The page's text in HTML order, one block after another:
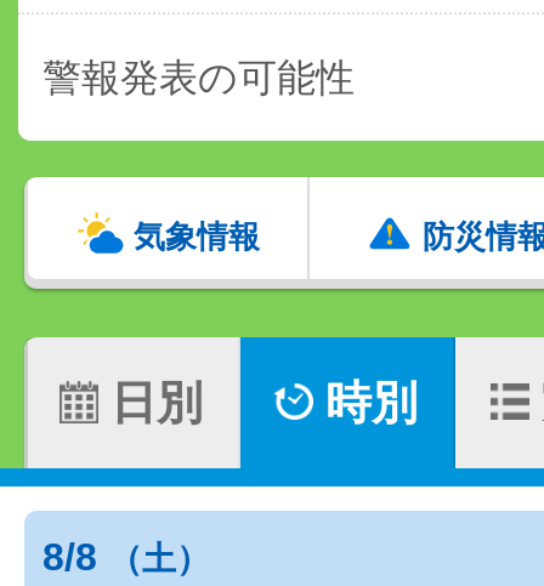
警報発表の可能性
気象情報 防災情
日別 時別
8/8 （土）